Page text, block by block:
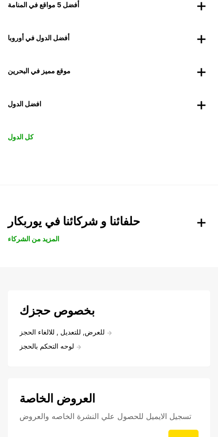
أفضل 5 مواقع في المنامة
أفضل الدول في أوروبا
موقع مميز في البحرين
افضل الدول
كل الدول
حلفائنا و شركائنا في يوربكار
المزيد من الشركاء
بخصوص حجزك
للعرض, للتعديل , للالغاء الحجز
لوحه التحكم بالحجز
العروض الخاصة
تسجيل الايميل للحصول علي النشرة الخاصه والعروض